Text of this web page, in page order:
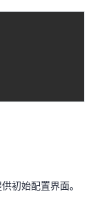
初始配置界面。